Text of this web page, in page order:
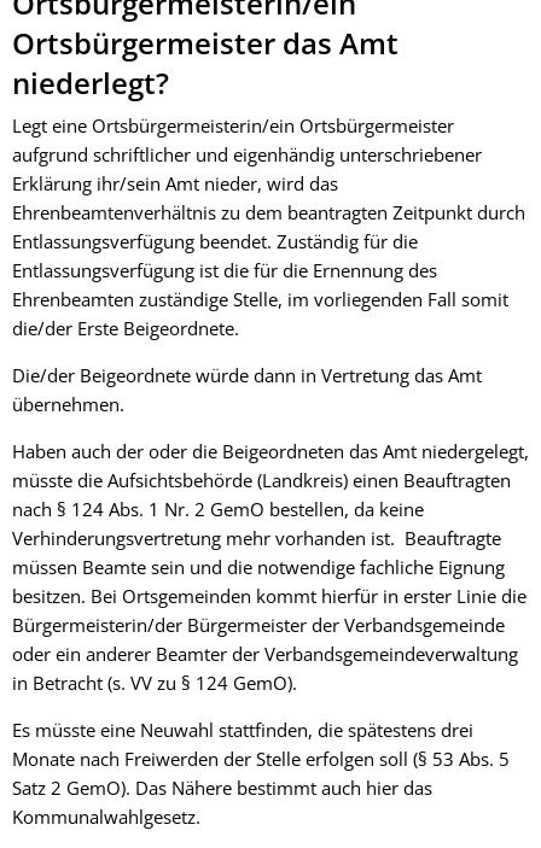
Ortsbürgermeister das Amt
niederlegt?
Legt eine Ortsbürgermeisterin/ein Ortsbürgermeister
aufgrund schriftlicher und eigenhändig unterschriebener
Erklärung ihr/sein Amt nieder, wird das
Ehrenbeamtenverhältnis zu dem beantragten Zeitpunkt durch
Entlassungsverfügung beendet. Zuständig für die
Entlassungsverfügung ist die für die Ernennung des
Ehrenbeamten zuständige Stelle, im vorliegenden Fall somit
die/der Erste Beigeordnete.
Die/der Beigeordnete würde dann in Vertretung das Amt
übernehmen.
Haben auch der oder die Beigeordneten das Amt niedergelegt,
müsste die Aufsichtsbehörde (Landkreis) einen Beauftragten
nach § 124 Abs. 1 Nr. 2 GemO bestellen, da keine
Verhinderungsvertretung mehr vorhanden ist. Beauftragte
müssen Beamte sein und die notwendige fachliche Eignung
besitzen. Bei Ortsgemeinden kommt hierfür in erster Linie die
Bürgermeisterin/der Bürgermeister der Verbandsgemeinde
oder ein anderer Beamter der Verbandsgemeindeverwaltung
in Betracht (s. VV zu § 124 GemO).
Es müsste eine Neuwahl stattfinden, die spätestens drei
Monate nach Freiwerden der Stelle erfolgen soll (§ 53 Abs. 5
Satz 2 GemO). Das Nähere bestimmt auch hier das
Kommunalwahlgesetz.